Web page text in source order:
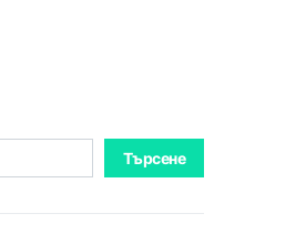
Търсене